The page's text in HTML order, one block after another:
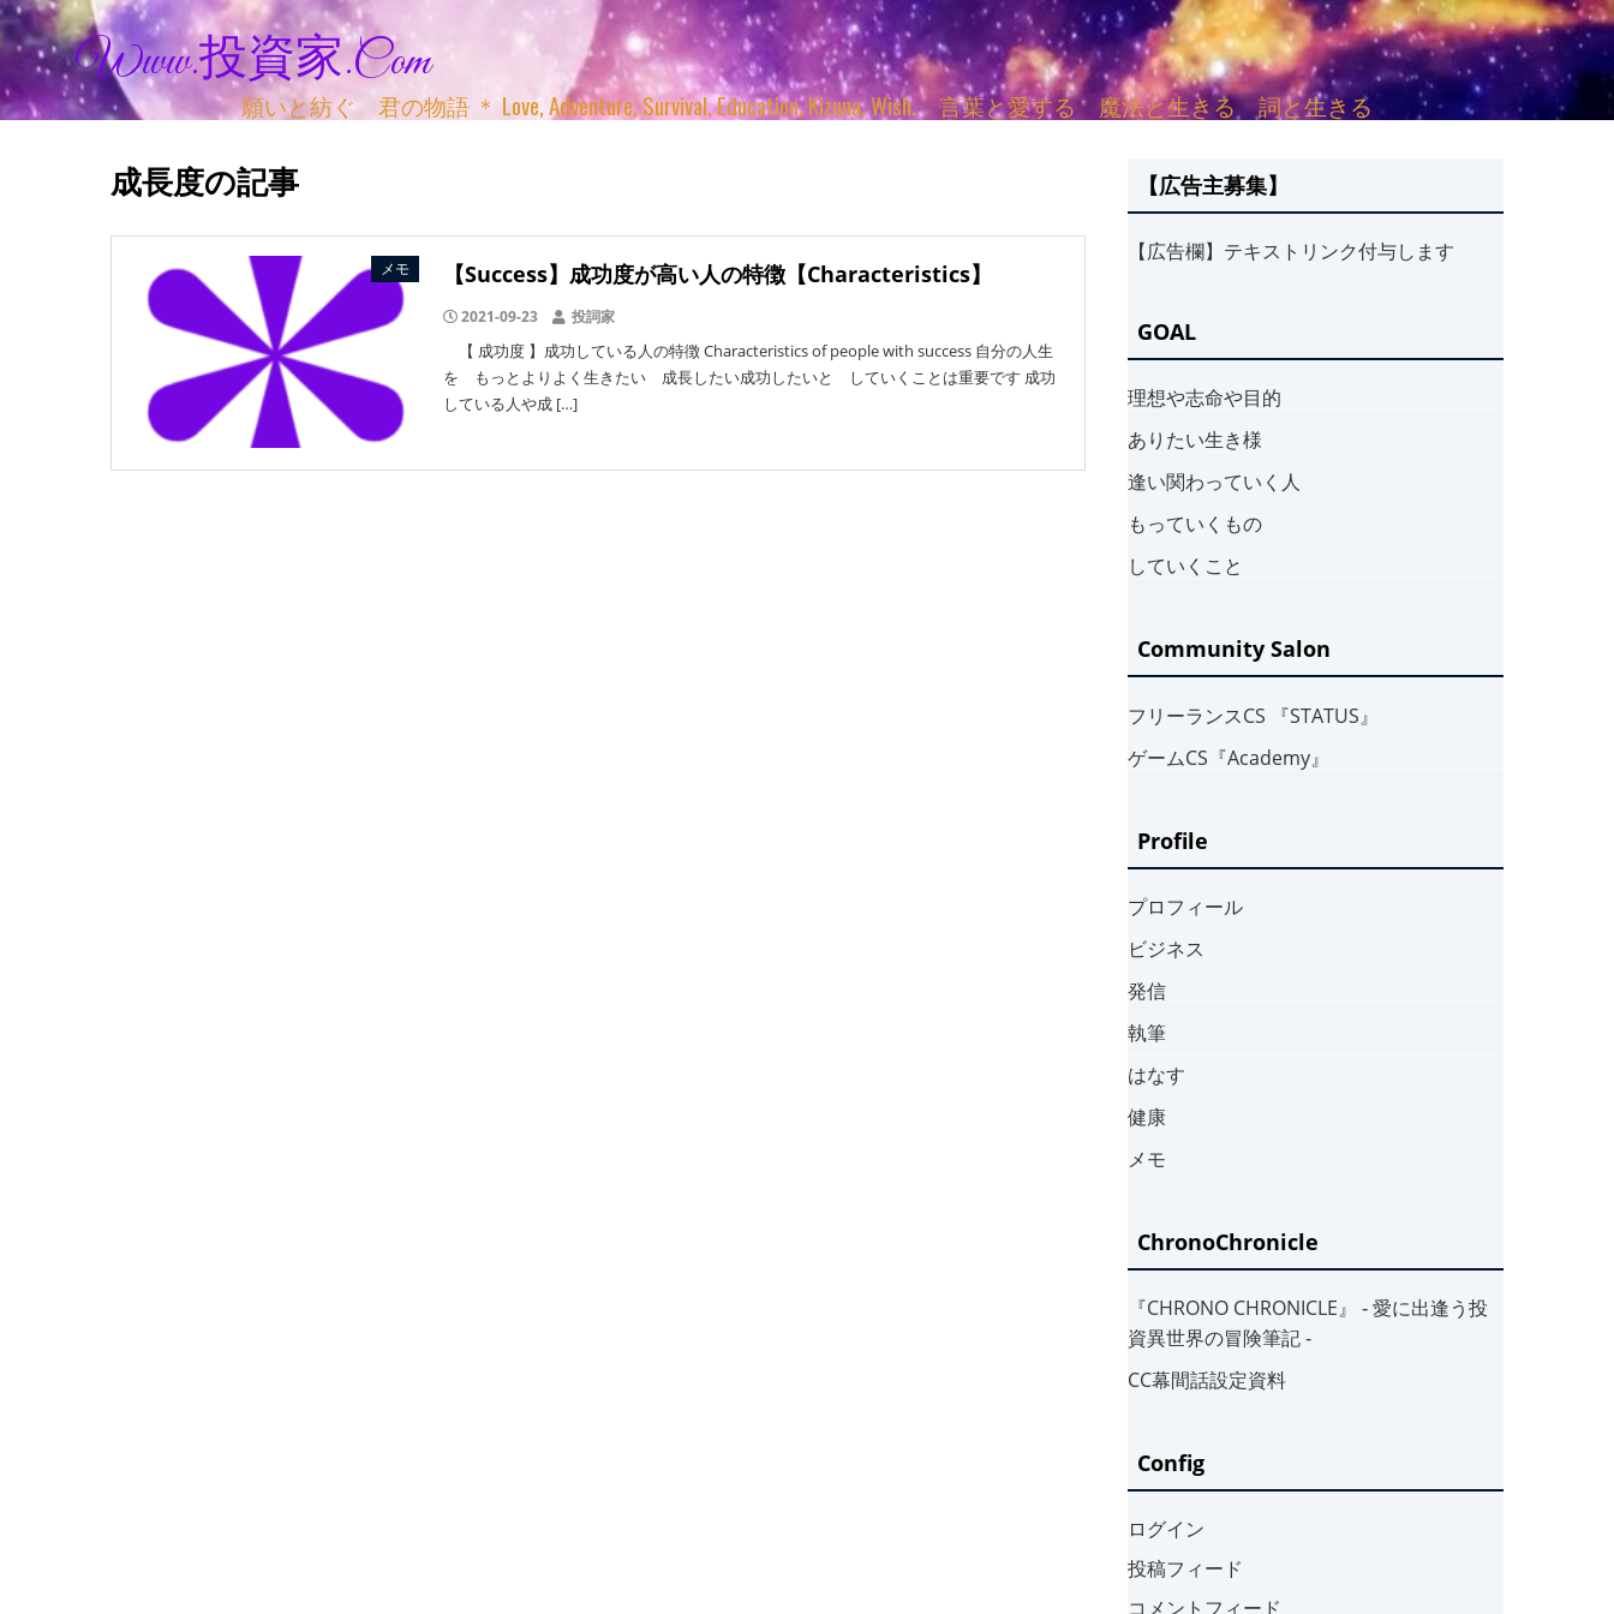
Www.投資家.com
願いと紡ぐ 君の物語 ＊ Love, Adventure, Survival, Education, Kizuna, Wish. 言葉と愛する 魔法と生きる 詞と生きる
成長度の記事
メモ 【Success】成功度が高い人の特徴【Characteristics】
2021-09-23 投詞家
【 成功度 】成功している人の特徴 Characteristics of people with success 自分の人生
を もっとよりよく生きたい 成長したい成功したいと していくことは重要です 成功
している人や成 […]
【広告主募集】
【広告欄】テキストリンク付与します
GOAL
理想や志命や目的
ありたい生き様
逢い関わっていく人
もっていくもの
していくこと
Community Salon
フリーランスCS 『STATUS』
ゲームCS『Academy』
Profile
プロフィール
ビジネス
発信
執筆
はなす
健康
メモ
ChronoChronicle
『CHRONO CHRONICLE』 ‐ 愛に出逢う投
資異世界の冒険筆記 ‐
CC幕間話設定資料
Config
ログイン
投稿フィード
コメントフィード